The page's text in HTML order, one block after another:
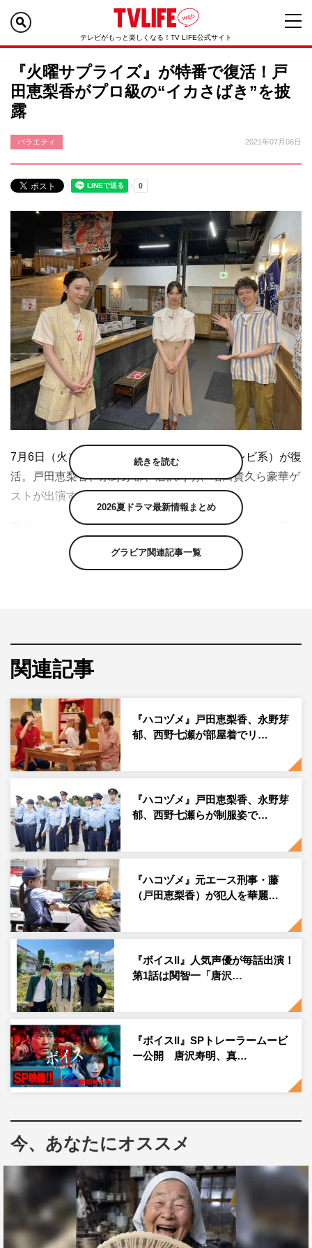
テレビがもっと楽しくなる！TV LIFE公式サイト
『火曜サプライズ』が特番で復活！戸
田恵梨香がプロ級の“イカさばき”を披
露
バラエティ 2021年07月06日
7月6日（火）に『火曜サプライズ』（日本テレビ系）が復
活。戸田恵梨香、永野芽郁、唐沢寿明、増田貴久ら豪華ゲ
ストが出演する。
事前アンケートを基にゲストの小さな夢をかなえる企画に
戸田恵梨香、永野芽郁が登場。まず訪れたのは戸田の小さ
な夢「イカを釣って、イカをさばいて、食べたい！」をか
ばきを披露。さらに、戸田が催眠術にかかり、ウエンツ瑛
士＆永野のギャグに涙を見せるひと幕も。
60分1本勝負」も復活。早速オープニングトークから「ま
たどっかでやりましょう！ って言われたけど、絶対ねぇ
ーな！ って思っていた」と一茂節が炸裂。今回はいつも
の3人の元に人気番組からゲストが来て、おもてなしをし
てくれるという。
まず1人目のゲストは、水卜麻美アナ。自ら総合司会を務
める『ZIP！』で紹介されて以来、ずっと気になっていた
という“そばつゆ”でいただく絶品黒豚しゃぶしゃぶの店
へ。そのあまりのおいしさにみんな箸が止まらず、一茂も
一瞬で完食してしまう。水卜アナは「今2時起き！こんな
に早く起きたの人生で初めて」と『ZIP！』の番組裏話を
語る。
2人目のゲストは、『幸せ！ボンビーガール』でDAIGOと
共演している森泉。プライベートで足しげく通うというと
っておきの隠れ家で3人をおもてなし。おしゃれなシャン
パンバーでいただく名物の餃子に一同驚愕。森泉が最近ワ
ンちゃん専用の80万円の酸素カプセルを購入した話など、
芸能界を代表する名家出身の4人が繰り広げるトークも必
見だ。
「イケてるオヤジの大人ツアー」では、増田貴久が唐沢寿
明＆ヒロミの2人が通うかっこいい大人のガチ行きつけ店
普段はテレビ取材NGだが、今回はヒロミたってのお願い
ということで特別に撮影できることに。ヒロミが必ず注目
するというステーキを食べた増田は「これは行きつけ決定
ですね」と太鼓判を押す。続いては、家族や仕事仲間と店
続きを読む
2026夏ドラマ最新情報まとめ
グラビア関連記事一覧
関連記事
『ハコヅメ』戸田恵梨香、永野芽
郁、西野七瀬が部屋着でリ…
『ハコヅメ』戸田恵梨香、永野芽
郁、西野七瀬らが制服姿で…
『ハコヅメ』元エース刑事・藤
（戸田恵梨香）が犯人を華麗…
『ボイスII』人気声優が毎話出演！
第1話は関智一「唐沢…
『ボイスII』SPトレーラームービ
ー公開 唐沢寿明、真…
今、あなたにオススメ